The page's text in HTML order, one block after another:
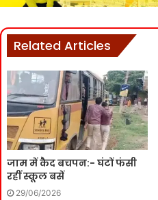
Related Articles
जाम में कैद बचपन:- घंटों फंसी
रहीं स्कूल बसें
29/06/2026